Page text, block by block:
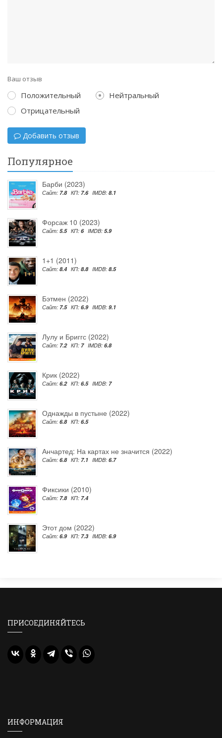
Ваш отзыв
Положительный
Нейтральный
Отрицательный
Добавить отзыв
Популярное
Барби (2023)
Сайт: 7.8 КП: 7.6 IMDB: 8.1
Форсаж 10 (2023)
Сайт: 5.5 КП: 6 IMDB: 5.9
1+1 (2011)
Сайт: 8.4 КП: 8.8 IMDB: 8.5
Бэтмен (2022)
Сайт: 7.5 КП: 6.9 IMDB: 9.1
Лулу и Бриггс (2022)
Сайт: 7.2 КП: 7 IMDB: 6.8
Крик (2022)
Сайт: 6.2 КП: 6.5 IMDB: 7
Однажды в пустыне (2022)
Сайт: 6.8 КП: 6.5
Анчартед: На картах не значится (2022)
Сайт: 6.8 КП: 7.1 IMDB: 6.7
Фиксики (2010)
Сайт: 7.8 КП: 7.4
Этот дом (2022)
Сайт: 6.9 КП: 7.3 IMDB: 6.9
ПРИСОЕДИНЯЙТЕСЬ
ИНФОРМАЦИЯ